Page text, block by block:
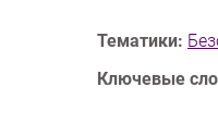
Тематики:
Ключевые